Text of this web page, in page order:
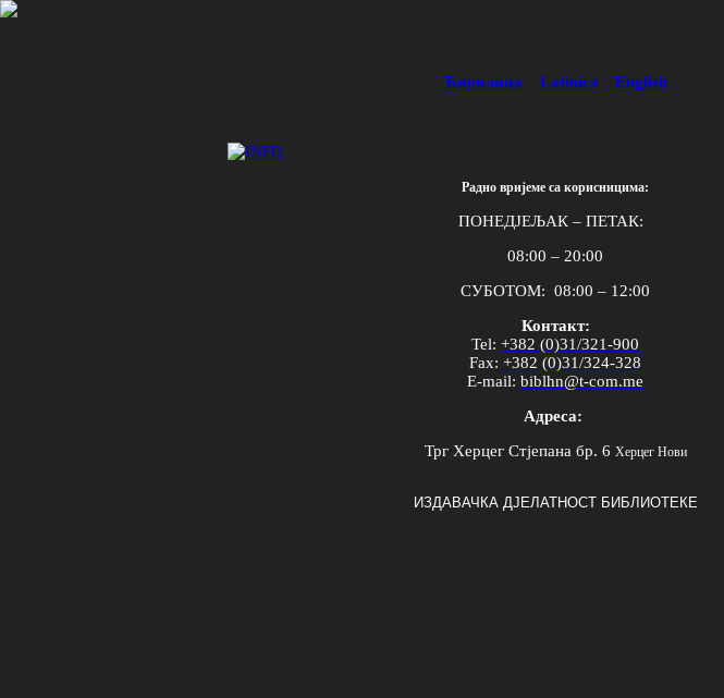
Ћирилица Latinica English
Радно вријеме са корисницима:
ПОНЕДЈЕЉАК – ПЕТАК:
08:00 – 20:00
СУБОТОМ: 08:00 – 12:00
Контакт:
Tel: +382 (0)31/321-900
Fax: +382 (0)31/324-328
E-mail: biblhn@t-com.me
Адреса:
Трг Херцег Стјепана бр. 6 Херцег Нови
ИЗДАВАЧКА ДЈЕЛАТНОСТ БИБЛИОТЕКЕ